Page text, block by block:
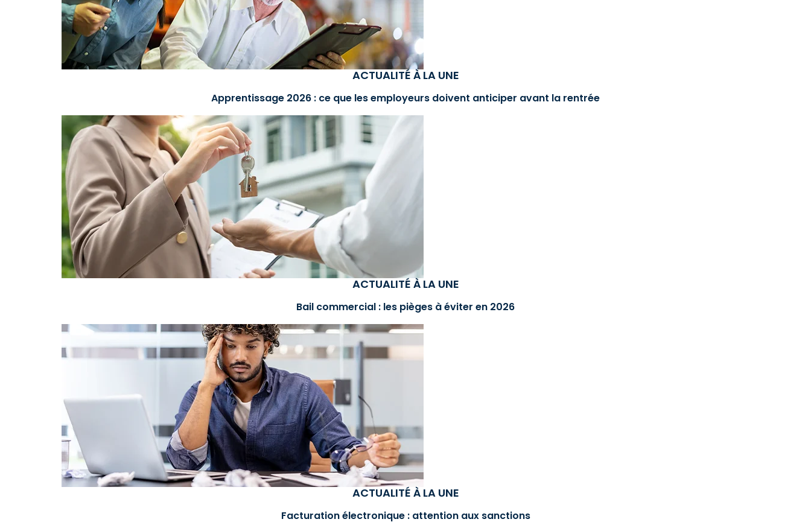
ACTUALITÉ À LA UNE
Apprentissage 2026 : ce que les employeurs doivent anticiper avant la rentrée
ACTUALITÉ À LA UNE
Bail commercial : les pièges à éviter en 2026
ACTUALITÉ À LA UNE
Facturation électronique : attention aux sanctions